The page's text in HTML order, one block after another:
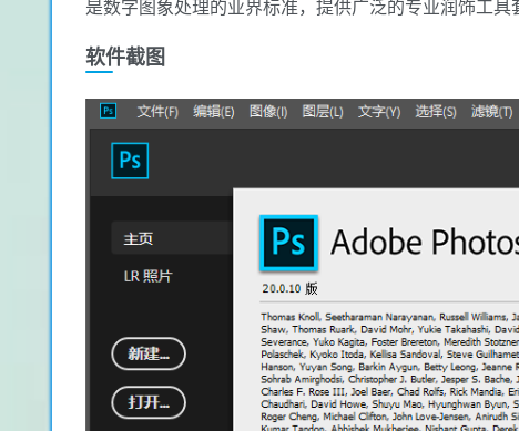
是数字图象处理的业界标准，提供广泛的专业润饰工
软件截图